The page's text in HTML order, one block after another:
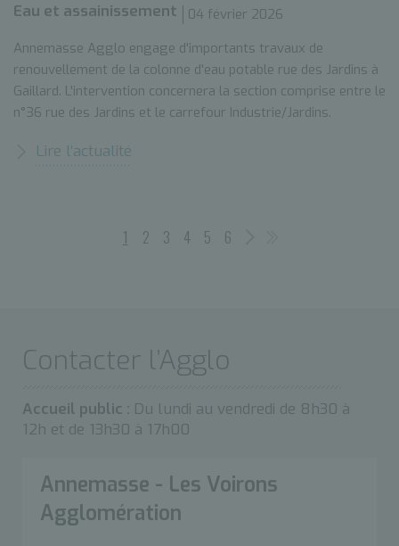
Eau et assainissement
04 février 2026
Annemasse Agglo engage d'importants travaux de
renouvellement de la colonne d'eau potable rue des Jardins à
Gaillard. L'intervention concernera la section comprise entre le
n°36 rue des Jardins et le carrefour Industrie/Jardins.
Lire l’actualité
1 2 3 4 5 6
Contacter l’Agglo
Accueil public : Du lundi au vendredi de 8h30 à
12h et de 13h30 à 17h00
Annemasse - Les Voirons
Agglomération